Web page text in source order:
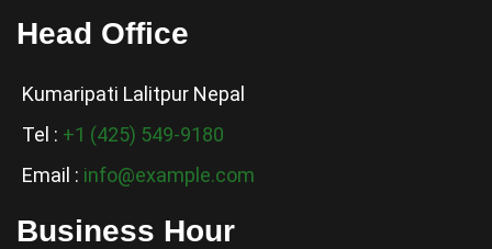
Head Office
Kumaripati Lalitpur Nepal
Tel : +1 (425) 549-9180
Email : info@example.com
Business Hour